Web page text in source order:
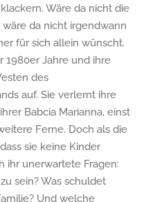
Wäre da nicht die
da nicht irgendwann
für sich allein wünscht.
1980er Jahre und ihre
des
auf. Sie verlernt ihre
Babcia Marianna, einst
Ferne. Doch als die
sie keine Kinder
ihr unerwartete Fragen:
sein? Was schuldet
Und welche